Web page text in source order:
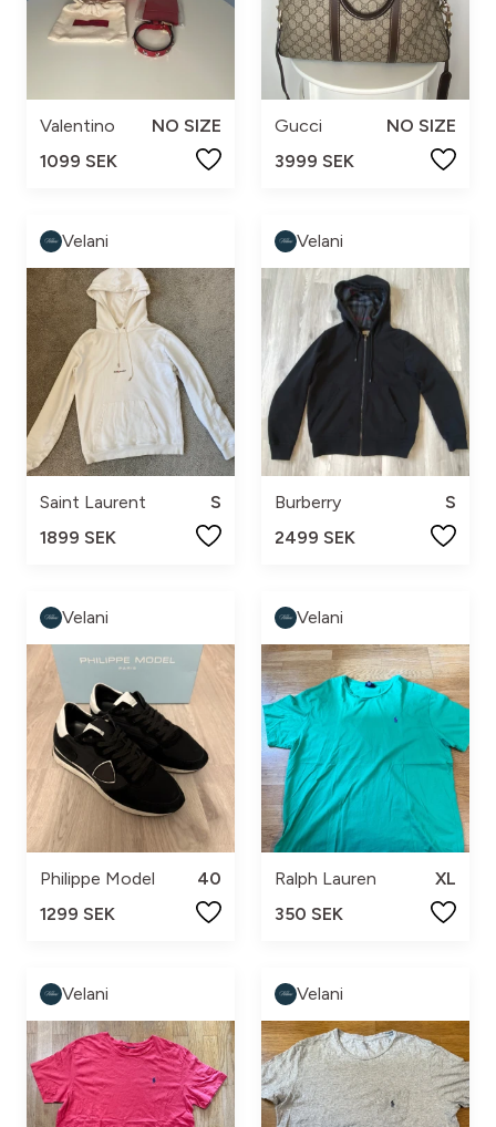
Valentino
NO SIZE
1099 SEK
Gucci
NO SIZE
3999 SEK
Velani
Saint Laurent
S
1899 SEK
Velani
Burberry
S
2499 SEK
Velani
Philippe Model
40
1299 SEK
Velani
Ralph Lauren
XL
350 SEK
Velani Velani